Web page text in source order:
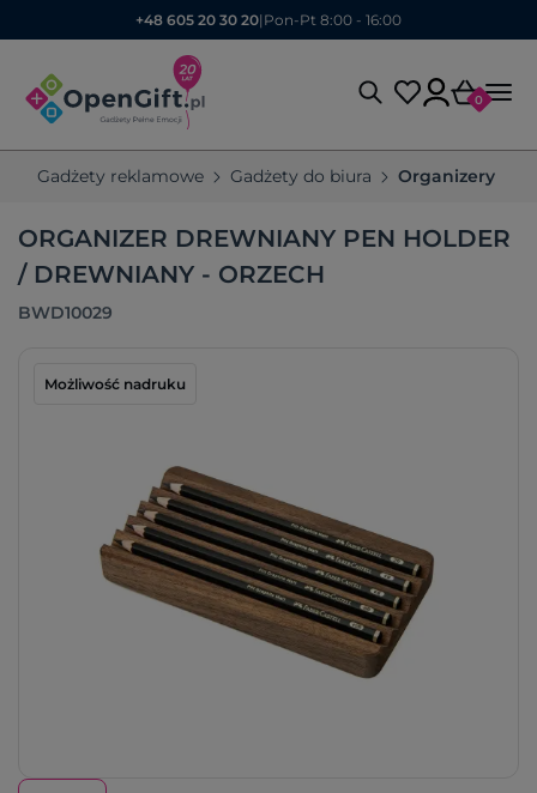
+48 605 20 30 20| Pon-Pt 8:00 - 16:00
0
Gadżety reklamowe Gadżety do biura Organizery
ORGANIZER DREWNIANY PEN HOLDER
/ DREWNIANY - ORZECH
BWD10029
Możliwość nadruku